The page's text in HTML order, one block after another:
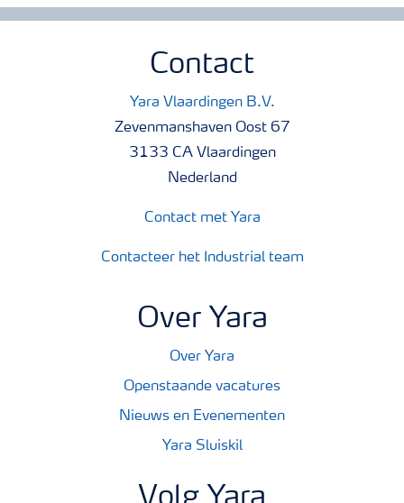
Contact
Yara Vlaardingen B.V.
Zevenmanshaven Oost 67
3133 CA Vlaardingen
Nederland
Contact met Yara
Contacteer het Industrial team
Over Yara
Over Yara
Openstaande vacatures
Nieuws en Evenementen
Yara Sluiskil